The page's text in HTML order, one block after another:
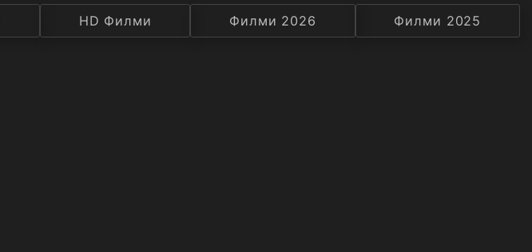
Рейтинг Селекция Превод Актьор
HD Филми Филми 2026 Филми 2025